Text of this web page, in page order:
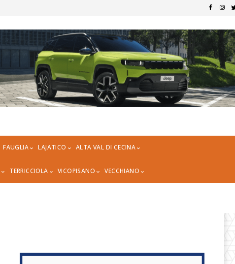
FAUGLIA LAJATICO ALTA VAL DI CECINA
TERRICCIOLA VICOPISANO VECCHIANO